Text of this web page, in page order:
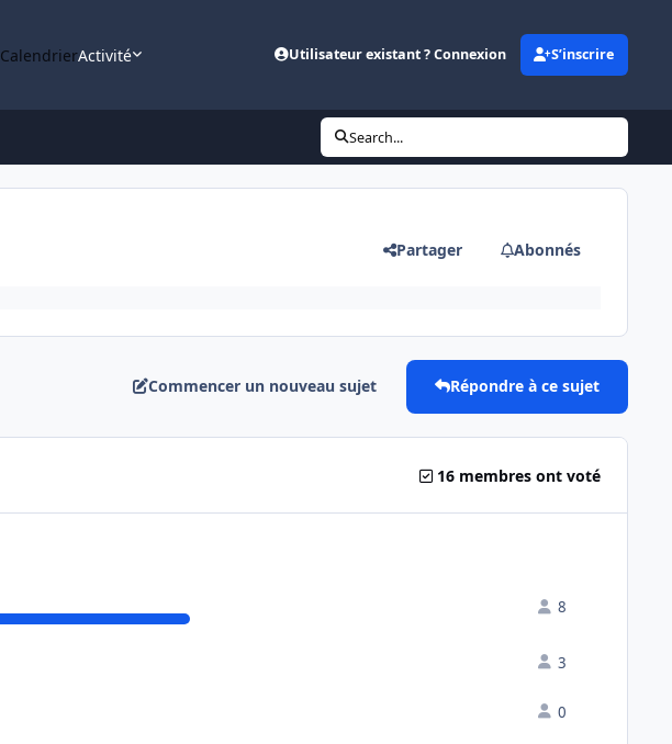
CalendrierActivité Utilisateur existant ? Connexion S’inscrire
Search...
Partager Abonnés
Commencer un nouveau sujet Répondre à ce sujet
16 membres ont voté
8
3
0